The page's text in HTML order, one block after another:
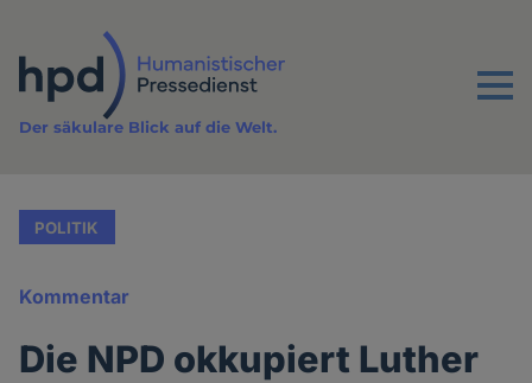
Inhalt
Menu
Der säkulare Blick auf die Welt.
POLITIK
Kommentar
Die NPD okkupiert Luther